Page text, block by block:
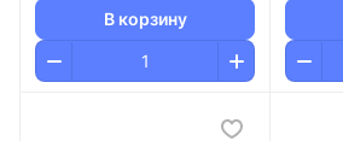
В корзину